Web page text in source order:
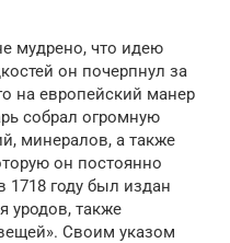
мудрено, что идею
он почерпнул за
на европейский манер
собрал огромную
минералов, а также
он постоянно
году был издан
уродов, также
Своим указом